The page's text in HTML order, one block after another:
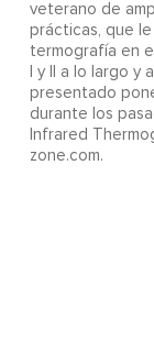
veterano de
prácticas, que
termografía en
I y II a lo largo
presentado
durante los
Infrared
zone.com.